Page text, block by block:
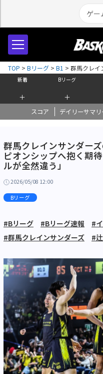
新着
＋
Bリーグ
＋
スコア デイリーサマリ
TOP > Bリーグ > B1 > 群馬クレイ
ピオンシップへ抱く期待と自信「
群馬クレインサンダー
ピオンシップへ抱く期
ルが全然違う」
2026/05/08 12:00
Bリーグ
#Bリーグ #Bリーグ速報
#
#群馬クレインサンダーズ
#